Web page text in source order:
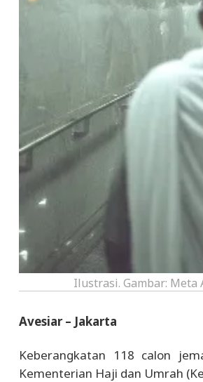
Ilustrasi. Gambar: Meta
Avesiar – Jakarta
Keberangkatan 118 calon
Kementerian Haji dan Umrah